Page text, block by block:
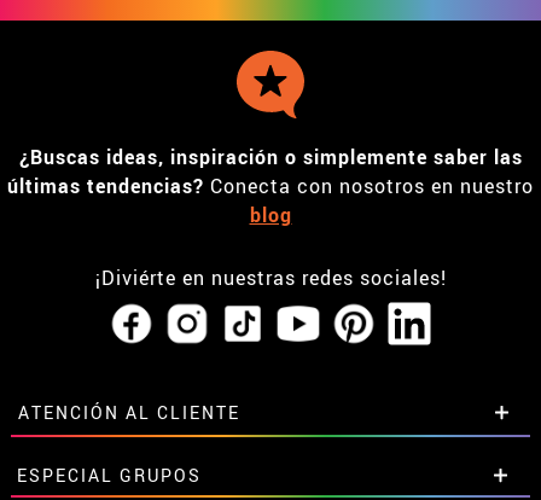
¿Buscas ideas, inspiración o simplemente saber las
últimas tendencias? Conecta con nosotros en nuestro
blog
¡Diviérte en nuestras redes sociales!
ATENCIÓN AL CLIENTE
• Horario tienda IBI
ESPECIAL GRUPOS